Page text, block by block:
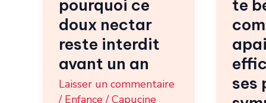
pourquoi ce
doux nectar
reste interdit
avant un an
Laisser un commentaire
/ Enfance/Capucine
reste
interdit
avant
an
te
ses
?